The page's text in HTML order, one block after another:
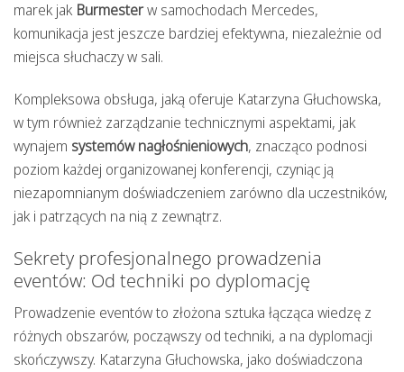
marek jak Burmesterw samochodach Mercedes,
komunikacja jest jeszcze bardziej efektywna, niezależnie od
miejsca słuchaczy w sali.
Kompleksowa obsługa, jaką oferuje Katarzyna Głuchowska,
w tym również zarządzanie technicznymi aspektami, jak
wynajem systemów nagłośnieniowych, znacząco podnosi
poziom każdej organizowanej konferencji, czyniąc ją
niezapomnianym doświadczeniem zarówno dla uczestników,
jak i patrzących na nią z zewnątrz.
Sekrety profesjonalnego prowadzenia
eventów: Od techniki po dyplomację
Prowadzenie eventów to złożona sztuka łącząca wiedzę z
różnych obszarów, począwszy od techniki, a na dyplomacji
skończywszy. Katarzyna Głuchowska, jako doświadczona